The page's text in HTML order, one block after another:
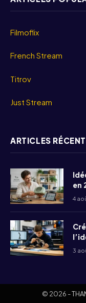
Filmoflix
French Stream
Titrov
Just Stream
ARTICLES
en
4
3
© 2026 -